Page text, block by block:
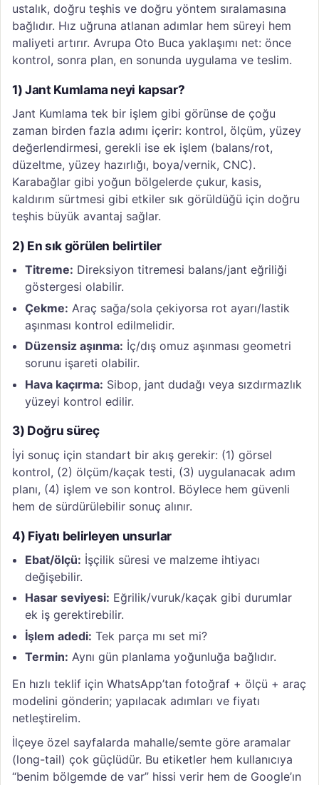
ustalık, doğru teşhis ve doğru yöntem sıralamasına
bağlıdır. Hız uğruna atlanan adımlar hem süreyi hem
maliyeti artırır. Avrupa Oto Buca yaklaşımı net: önce
kontrol, sonra plan, en sonunda uygulama ve teslim.
1) Jant Kumlama neyi kapsar?
Jant Kumlama tek bir işlem gibi görünse de çoğu
zaman birden fazla adımı içerir: kontrol, ölçüm, yüzey
değerlendirmesi, gerekli ise ek işlem (balans/rot,
düzeltme, yüzey hazırlığı, boya/vernik, CNC).
Karabağlar gibi yoğun bölgelerde çukur, kasis,
kaldırım sürtmesi gibi etkiler sık görüldüğü için doğru
teşhis büyük avantaj sağlar.
2) En sık görülen belirtiler
Titreme: Direksiyon titremesi balans/jant eğriliği
göstergesi olabilir.
Çekme: Araç sağa/sola çekiyorsa rot ayarı/lastik
aşınması kontrol edilmelidir.
Düzensiz aşınma: İç/dış omuz aşınması geometri
sorunu işareti olabilir.
Hava kaçırma: Sibop, jant dudağı veya sızdırmazlık
yüzeyi kontrol edilir.
3) Doğru süreç
İyi sonuç için standart bir akış gerekir: (1) görsel
kontrol, (2) ölçüm/kaçak testi, (3) uygulanacak adım
planı, (4) işlem ve son kontrol. Böylece hem güvenli
hem de sürdürülebilir sonuç alınır.
4) Fiyatı belirleyen unsurlar
Ebat/ölçü: İşçilik süresi ve malzeme ihtiyacı
değişebilir.
Hasar seviyesi: Eğrilik/vuruk/kaçak gibi durumlar
ek iş gerektirebilir.
İşlem adedi: Tek parça mı set mi?
Termin: Aynı gün planlama yoğunluğa bağlıdır.
En hızlı teklif için WhatsApp’tan fotoğraf + ölçü + araç
modelini gönderin; yapılacak adımları ve fiyatı
netleştirelim.
İlçeye özel sayfalarda mahalle/semte göre aramalar
(long-tail) çok güçlüdür. Bu etiketler hem kullanıcıya
“benim bölgemde de var” hissi verir hem de Google’ın